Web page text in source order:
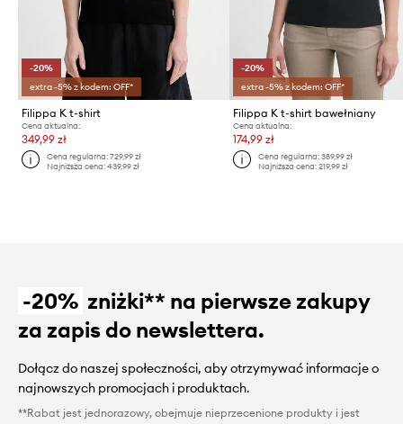
-20%
extra -5% z kodem: OFF*
Filippa K t-shirt
Cena aktualna:
349,99 zł
Cena regularna:729,99 zł
Najniższa cena:439,99 zł
-20%
extra -5% z kodem: OFF*
Filippa K t-shirt bawełniany
Cena aktualna:
174,99 zł
Cena regularna: 389,99 zł
Najniższa cena: 219,99 zł
-20% zniżki** na pierwsze zakupy
za zapis do newslettera.
Dołącz do naszej społeczności, aby otrzymywać informacje o
najnowszych promocjach i produktach.
**Rabat jest jednorazowy, obejmuje nieprzecenione produkty i jest